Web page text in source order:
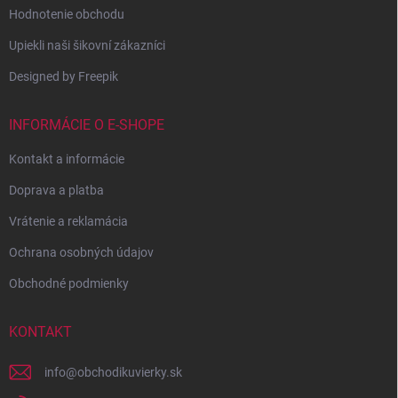
Hodnotenie obchodu
Upiekli naši šikovní zákazníci
Designed by Freepik
INFORMÁCIE O E-SHOPE
Kontakt a informácie
Doprava a platba
Vrátenie a reklamácia
Ochrana osobných údajov
Obchodné podmienky
KONTAKT
info@obchodikuvierky.sk